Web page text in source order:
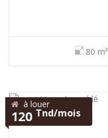
80 m²
à louer
120 Tnd/mois